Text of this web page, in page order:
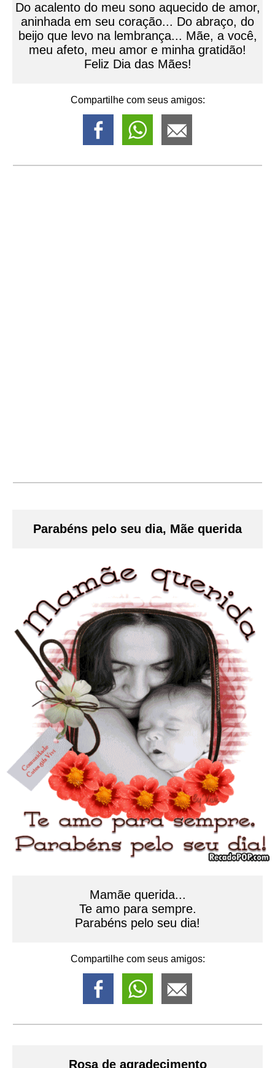
Do acalento do meu sono aquecido de amor,
aninhada em seu coração... Do abraço, do
beijo que levo na lembrança... Mãe, a você,
meu afeto, meu amor e minha gratidão!
Feliz Dia das Mães!
Compartilhe com seus amigos:
Parabéns pelo seu dia, Mãe querida
Mamãe querida...
Te amo para sempre.
Parabéns pelo seu dia!
Compartilhe com seus amigos:
Rosa de agradecimento